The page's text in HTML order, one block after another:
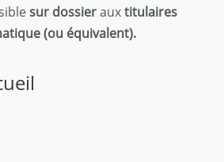
sur dossierauxtitulaires
(ou équivalent).